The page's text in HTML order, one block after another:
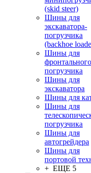
(skid steer)
Шины для
экскаватора-
погрузчика
(backhoe
Шины для
фронтального
погрузчика
Шины для
экскаватора
Шины для
Шины для
погрузчика
Шины для
автогрейдера
Шины для
портовой
+ ЕЩЕ 5